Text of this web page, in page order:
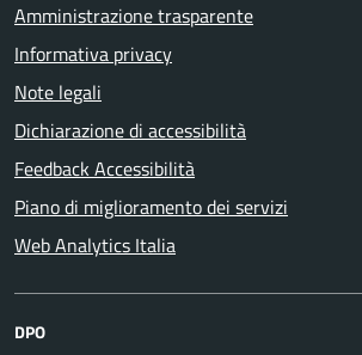
Amministrazione trasparente
Informativa privacy
Note legali
Dichiarazione di accessibilità
Feedback Accessibilità
Piano di miglioramento dei servizi
Web Analytics Italia
DPO